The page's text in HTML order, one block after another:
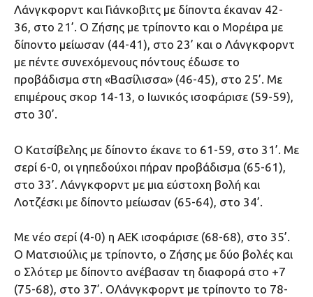
Λάνγκφορντ και Γιάνκοβιτς με δίποντα έκαναν 42-
36, στο 21’. Ο Ζήσης με τρίποντο και ο Μορέιρα με
δίποντο μείωσαν (44-41), στο 23’ και ο Λάνγκφορντ
με πέντε συνεχόμενους πόντους έδωσε το
προβάδισμα στη «Βασίλισσα» (46-45), στο 25’. Με
επιμέρους σκορ 14-13, ο Ιωνικός ισοφάρισε (59-59),
στο 30’.
Ο Κατσίβελης με δίποντο έκανε το 61-59, στο 31’. Με
σερί 6-0, οι γηπεδούχοι πήραν προβάδισμα (65-61),
στο 33’. Λάνγκφορντ με μια εύστοχη βολή και
Λοτζέσκι με δίποντο μείωσαν (65-64), στο 34’.
Με νέο σερί (4-0) η ΑΕΚ ισοφάρισε (68-68), στο 35’.
Ο Ματσιούλις με τρίποντο, ο Ζήσης με δύο βολές και
ο Σλότερ με δίποντο ανέβασαν τη διαφορά στο +7
(75-68), στο 37’. OΛάνγκφορντ με τρίποντο το 78-